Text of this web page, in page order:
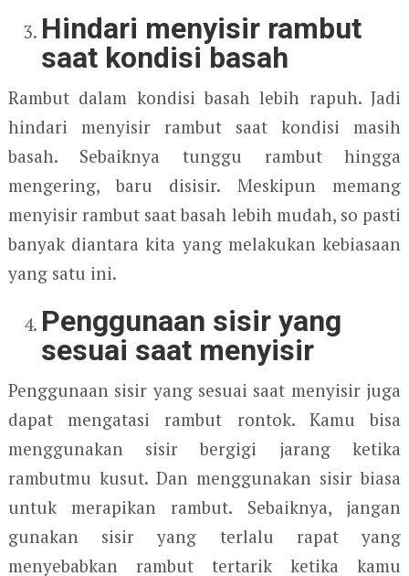
Hindari menyisir rambut
saat kondisi basah
Rambut dalam kondisi basah lebih rapuh. Jadi
hindari menyisir rambut saat kondisi masih
basah. Sebaiknya tunggu rambut hingga
mengering, baru disisir. Meskipun memang
menyisir rambut saat basah lebih mudah, so pasti
banyak diantara kita yang melakukan kebiasaan
yang satu ini.
Penggunaan sisir yang
sesuai saat menyisir
Penggunaan sisir yang sesuai saat menyisir juga
dapat mengatasi rambut rontok. Kamu bisa
menggunakan sisir bergigi jarang ketika
rambutmu kusut. Dan menggunakan sisir biasa
untuk merapikan rambut. Sebaiknya, jangan
gunakan sisir yang terlalu rapat yang
menyebabkan rambut tertarik ketika kamu